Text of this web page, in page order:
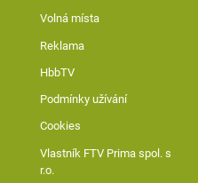
Volná místa
Reklama
HbbTV
Podmínky užívání
Cookies
Vlastník FTV Prima spol. s
r.o.